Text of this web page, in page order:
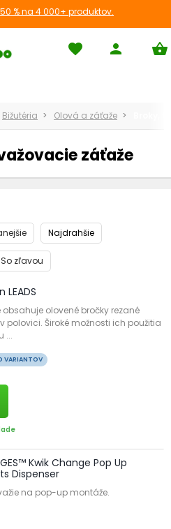
% na 4 000+ produktov.
favorite person shopping_basket
Bižutéria Olová a záťaže
záťaže
Najdrahšie
So zľavou
LEADS
obsahuje olovené bročky rezané
polovici. Široké možnosti ich použitia
...
VARIANTOV
Kwik Change Pop Up
Dispenser
na pop-up montáže.